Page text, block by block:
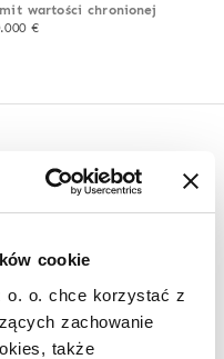
cookie
o. o. chce korzystać z
zachowanie
także
wartości chronionej
€